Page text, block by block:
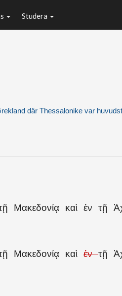
Studera
där Thessalonike var
Μακεδονίᾳ καὶ ἐν τῇ
Μακεδονίᾳ καὶ ἐντῇ